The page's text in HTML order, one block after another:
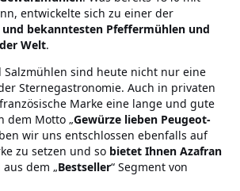
entwickelte sich zu einer der
bekanntesten Pfeffermühlen und
Welt.
Salzmühlen sind heute nicht nur eine
Sternegastronomie. Auch in privaten
Marke eine lange und gute
dem Motto „Gewürze lieben Peugeot-
wir uns entschlossen ebenfalls auf
zu setzen und so bietet Ihnen Azafran
dem „Bestseller“ Segment von